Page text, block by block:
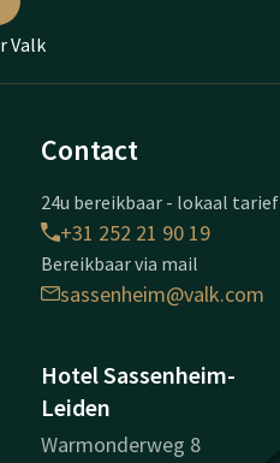
Valk
Contact
24u bereikbaar - lokaal tarief
+31 252 21 90 19
Bereikbaar via mail
sassenheim@valk.com
Hotel Sassenheim-
Leiden
Warmonderweg 8